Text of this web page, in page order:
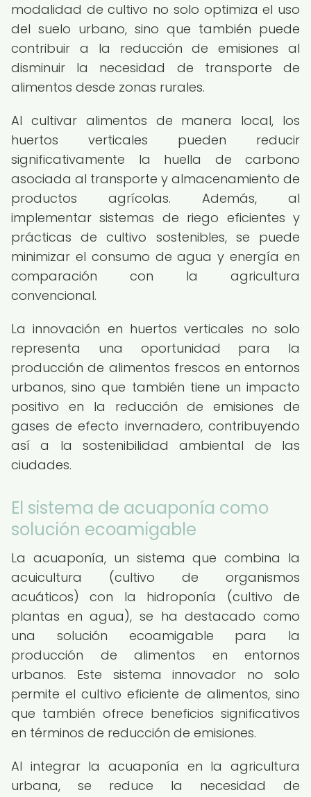
modalidad de cultivo no solo optimiza el uso
del suelo urbano, sino que también puede
contribuir a la reducción de emisiones al
disminuir la necesidad de transporte de
alimentos desde zonas rurales.
Al cultivar alimentos de manera local, los
huertos verticales pueden reducir
significativamente la huella de carbono
asociada al transporte y almacenamiento de
productos agrícolas. Además, al
implementar sistemas de riego eficientes y
prácticas de cultivo sostenibles, se puede
minimizar el consumo de agua y energía en
comparación con la agricultura
convencional.
La innovación en huertos verticales no solo
representa una oportunidad para la
producción de alimentos frescos en entornos
urbanos, sino que también tiene un impacto
positivo en la reducción de emisiones de
gases de efecto invernadero, contribuyendo
así a la sostenibilidad ambiental de las
ciudades.
El sistema de acuaponía como
solución ecoamigable
La acuaponía, un sistema que combina la
acuicultura (cultivo de organismos
acuáticos) con la hidroponía (cultivo de
plantas en agua), se ha destacado como
una solución ecoamigable para la
producción de alimentos en entornos
urbanos. Este sistema innovador no solo
permite el cultivo eficiente de alimentos, sino
que también ofrece beneficios significativos
en términos de reducción de emisiones.
Al integrar la acuaponía en la agricultura
urbana, se reduce la necesidad de